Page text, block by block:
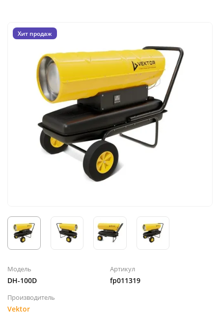
Хит продаж
Модель
DH-100D
Артикул
fp011319
Производитель
Vektor